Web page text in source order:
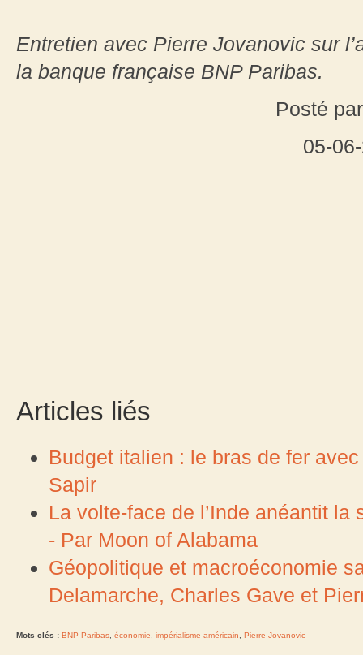
Entretien avec Pierre Jovanovic sur
la banque française BNP Paribas.
Posté
05-
Articles liés
Budget italien : le bras de fer
Sapir
La volte-face de l’Inde anéantit
- Par Moon of Alabama
Géopolitique et macroéconomie
Delamarche, Charles Gave et
Mots clés : BNP-Paribas économie impérialisme américain Pierre Jovanovic